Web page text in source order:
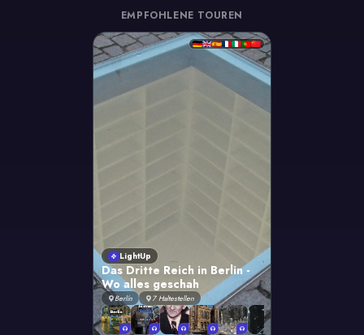
EMPFOHLENE TOUREN
LightUp
Das Dritte Reich in Berlin -
Wo alles geschah
Berlín 7 Haltestellen